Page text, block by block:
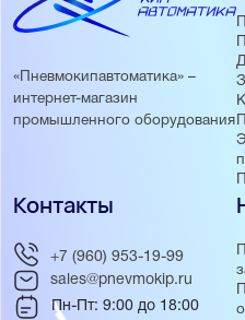
«Пневмокипавтоматика» –
интернет-магазин
промышленного оборудования
Контакты
+7 (960) 953-19-99
sales@pnevmokip.ru
Пн-Пт: 9:00 до 18:00